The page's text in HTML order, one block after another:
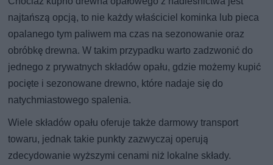
najtańszą opcją, to nie każdy właściciel kominka lub pieca
opalanego tym paliwem ma czas na sezonowanie oraz
obróbkę drewna. W takim przypadku warto zadzwonić do
jednego z prywatnych składów opału, gdzie możemy kupić
pocięte i sezonowane drewno, które nadaje się do
natychmiastowego spalenia.
Wiele składów opału oferuje także darmowy transport
towaru, jednak takie punkty zazwyczaj operują
zdecydowanie wyższymi cenami niż lokalne składy.